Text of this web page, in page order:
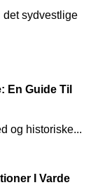
det sydvestlige
En Guide Til
og historiske...
I Varde